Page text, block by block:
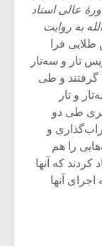
عالی استاد
به روایت
طلایی فرا
تار و سه‌تار
گرفتند و طی
و تار
طی دو
و
را هم
که آنها
اجرای آنها